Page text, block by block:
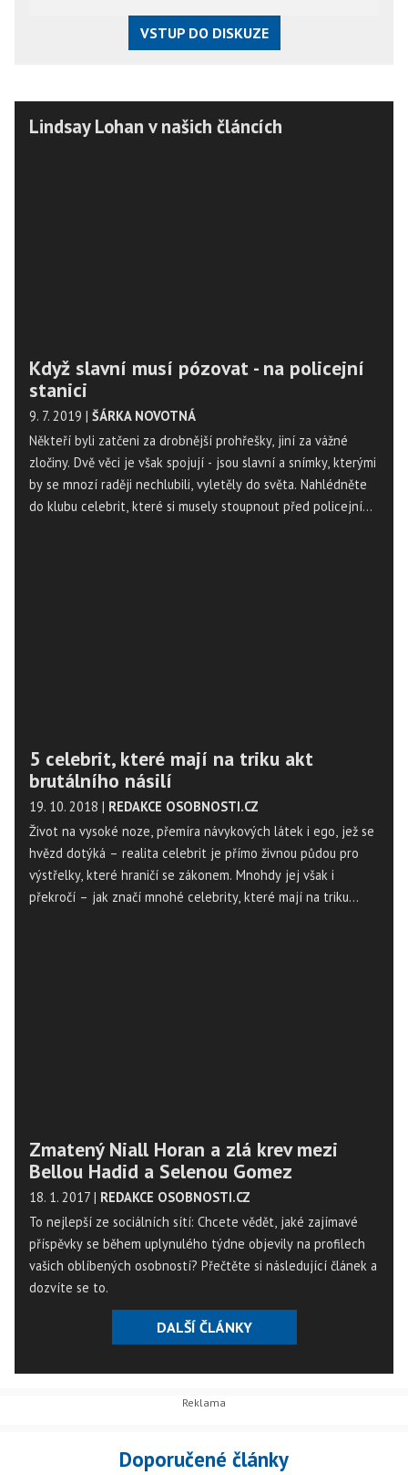
VSTUP DO DISKUZE
Lindsay Lohan v našich článcích
Když slavní musí pózovat - na policejní
stanici
9. 7. 2019 | ŠÁRKA NOVOTNÁ
Někteří byli zatčeni za drobnější prohřešky, jiní za vážné
zločiny. Dvě věci je však spojují - jsou slavní a snímky, kterými
by se mnozí raději nechlubili, vyletěly do světa. Nahlédněte
do klubu celebrit, které si musely stoupnout před policejního
5 celebrit, které mají na triku akt
brutálního násilí
19. 10. 2018 | REDAKCE OSOBNOSTI.CZ
Život na vysoké noze, přemíra návykových látek i ego, jež se
hvězd dotýká – realita celebrit je přímo živnou půdou pro
výstřelky, které hraničí se zákonem. Mnohdy jej však i
překročí – jak značí mnohé celebrity, které mají na triku
Zmatený Niall Horan a zlá krev mezi
Bellou Hadid a Selenou Gomez
18. 1. 2017 | REDAKCE OSOBNOSTI.CZ
To nejlepší ze sociálních sítí: Chcete vědět, jaké zajímavé
příspěvky se během uplynulého týdne objevily na profilech
vašich oblíbených osobností? Přečtěte si následující článek a
dozvíte se to.
DALŠÍ ČLÁNKY
Doporučené články